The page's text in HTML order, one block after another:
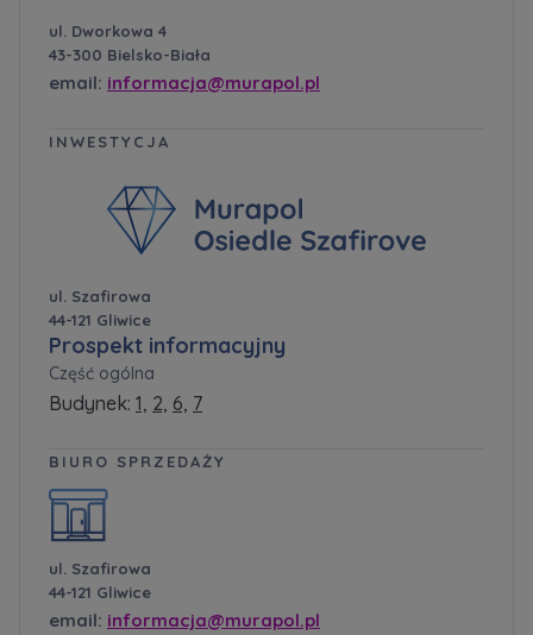
ul. Dworkowa 4
43-300 Bielsko-Biała
email: informacja@murapol.pl
INWESTYCJA
ul. Szafirowa
44-121 Gliwice
Prospekt informacyjny
Część ogólna
Budynek: 1, 2, 6, 7
BIURO SPRZEDAŻY
ul. Szafirowa
44-121 Gliwice
email: informacja@murapol.pl